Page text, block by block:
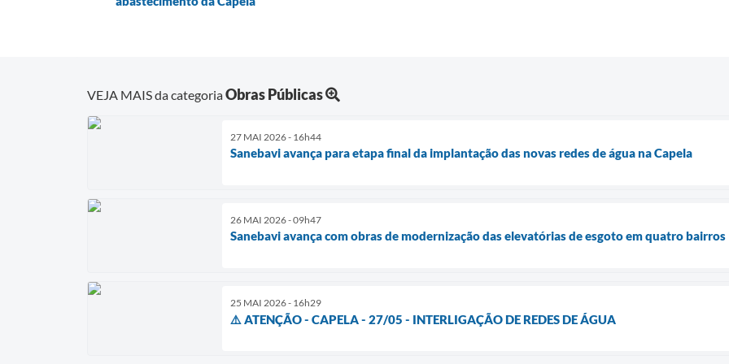
VEJA MAIS da categoriaObras Públicas
27 MAI 2026 - 16h44
Sanebavi avança para etapa final da implantação das novas redes de água na Capela
26 MAI 2026 - 09h47
Sanebavi avança com obras de modernização das elevatórias de esgoto em quatro bairros
25 MAI 2026 - 16h29
⚠️ ATENÇÃO - CAPELA - 27/05 - INTERLIGAÇÃO DE REDES DE ÁGUA